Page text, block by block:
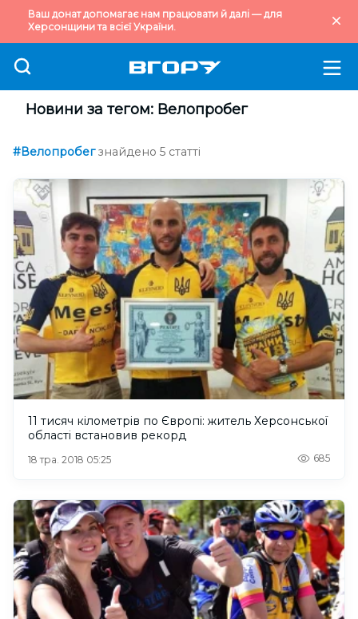
Ваш донат допомагає нам працювати й далі — для
Херсонщини та всієї України.
Новини за тегом: Велопробег
#Велопробег знайдено 5 статті
11 тисяч кілометрів по Європі: житель Херсонської
області встановив рекорд
18 тра. 2018 05:25 685